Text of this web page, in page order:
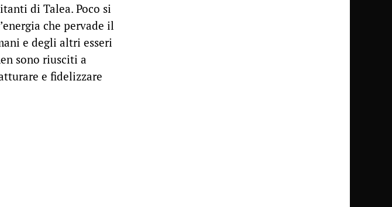
di Talea. Poco si
che pervade il
e degli altri esseri
sono riusciti a
e fidelizzare